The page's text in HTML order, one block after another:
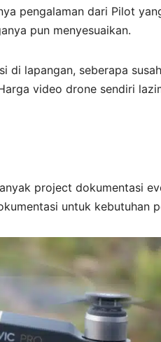
pengalaman dari Pilot
pun menyesuaikan.
di lapangan, seberapa
video drone sendiri
project dokumentasi
untuk kebutuhan